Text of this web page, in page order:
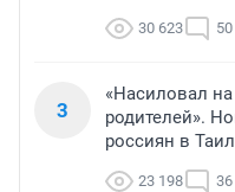
30 623 50
3
«Насиловал
родителей».
россиян в
23 198 36